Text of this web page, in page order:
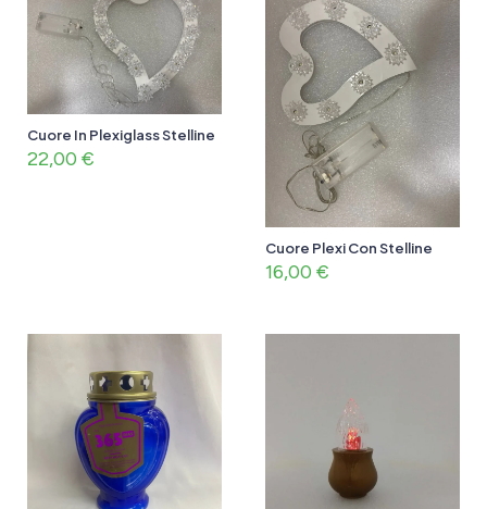
Cuore In Plexiglass Stelline
22,00 €
Cuore Plexi Con Stelline
16,00 €